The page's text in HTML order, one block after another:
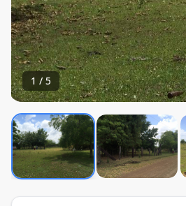
1 / 5